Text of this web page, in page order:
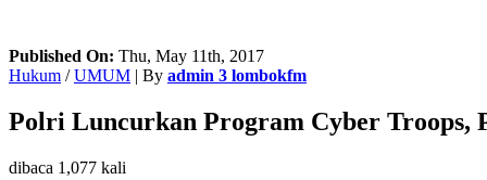
Published On: Thu, May 11th, 2017
Hukum /UMUM | By admin 3 lombokfm
Polri Luncurkan Program Cyber Troops,
dibaca 1,077 kali